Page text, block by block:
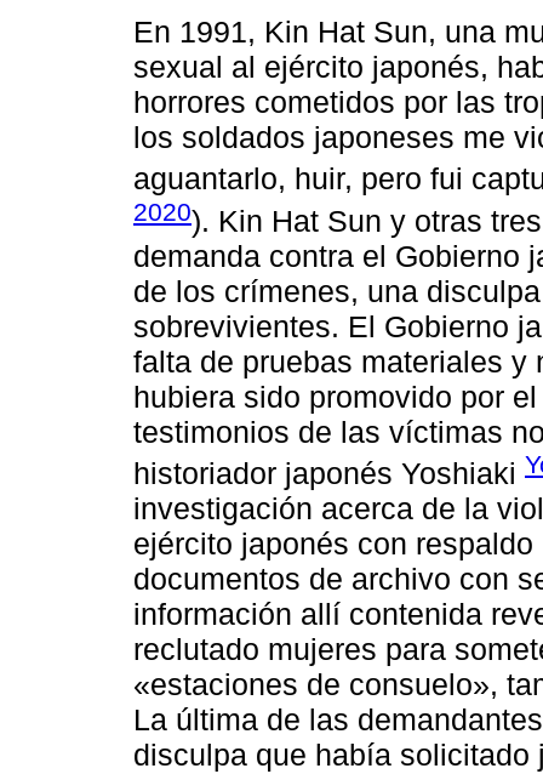
En 1991, Kin Hat Sun, una
sexual al ejército japonés,
horrores cometidos por las
los soldados japoneses me
aguantarlo, huir, pero fui
2020). Kin Hat Sun y otras
demanda contra el Gobierno
de los crímenes, una
sobrevivientes. El Gobierno
falta de pruebas materiales
hubiera sido promovido por
testimonios de las víctimas
historiador japonés Yoshiaki
investigación acerca de la
ejército japonés con
documentos de archivo con
información allí contenida
reclutado mujeres para
«estaciones de consuelo»,
La última de las
disculpa que había solicitado